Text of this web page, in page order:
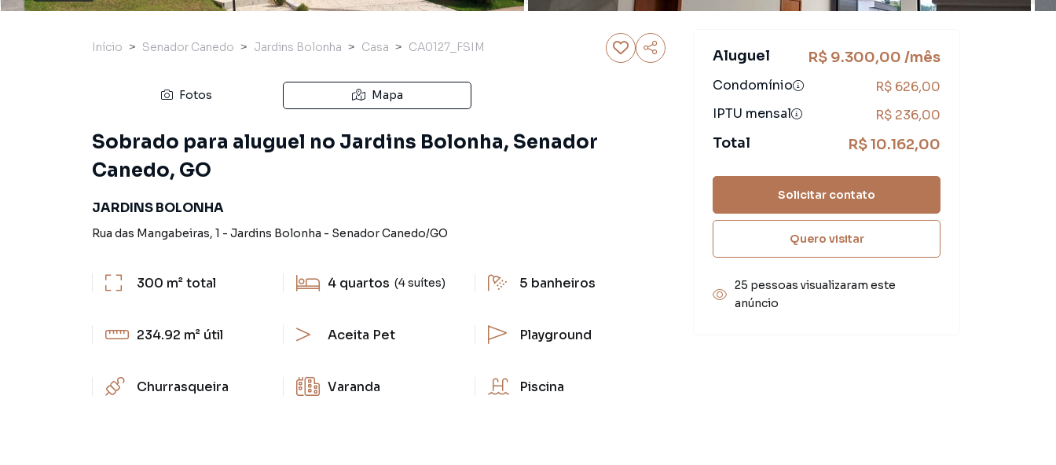
Início Senador Canedo Jardins Bolonha Casa CA0127_FSIM
Fotos Mapa
Sobrado para aluguel no Jardins Bolonha, Senador
Canedo, GO
JARDINS BOLONHA
Rua das Mangabeiras, 1 - Jardins Bolonha - Senador Canedo/GO
300 m²total 4 quartos (4 suítes) 5 banheiros
234.92 m² útil Aceita Pet Playground
Churrasqueira Varanda Piscina
Aluguel R$ 9.300,00 /mês
Condomínio
R$ 626,00
IPTU mensal
R$ 236,00
Total R$ 10.162,00
Solicitar contato
Quero visitar
25 pessoas visualizaram este
anúncio